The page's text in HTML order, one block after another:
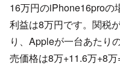
16万円のiPhone16proの
利益は8万円です。関税
り、Appleが一台あたり
売価格は8万+11.6万+8万